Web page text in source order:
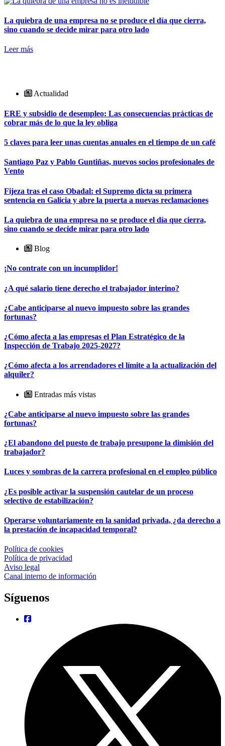
La quiebra de una empresa no se produce el día que cierra,
sino cuando se decide mirar para otro lado
Leer más
Actualidad
ERE y subsidio de desempleo: Las consecuencias prácticas de
cobrar más de lo que la ley obliga
5 claves para leer unas cuentas anuales en el tiempo de un café
Santiago Paz y Pablo Guntiñas, nuevos socios profesionales de
Vento
Fijeza tras el caso Obadal: el Supremo dicta su primera
sentencia en Galicia y abre la puerta a nuevas reclamaciones
La quiebra de una empresa no se produce el día que cierra,
sino cuando se decide mirar para otro lado
Blog
¡No contrate con un incumplidor!
¿A qué salario tiene derecho el trabajador interino?
¿Cabe anticiparse al nuevo impuesto sobre las grandes
fortunas?
¿Cómo afecta a las empresas el Plan Estratégico de la
Inspección de Trabajo 2025-2027?
¿Cómo afecta a los arrendadores el límite a la actualización del
alquiler?
Entradas más vistas
¿Cabe anticiparse al nuevo impuesto sobre las grandes
fortunas?
¿El abandono del puesto de trabajo presupone la dimisión del
trabajador?
Luces y sombras de la carrera profesional en el empleo público
¿Es posible activar la suspensión cautelar de un proceso
selectivo de estabilización?
Operarse voluntariamente en la sanidad privada, ¿da derecho a
la prestación de incapacidad temporal?
Política de cookies
Política de privacidad
Aviso legal
Canal interno de información
Síguenos